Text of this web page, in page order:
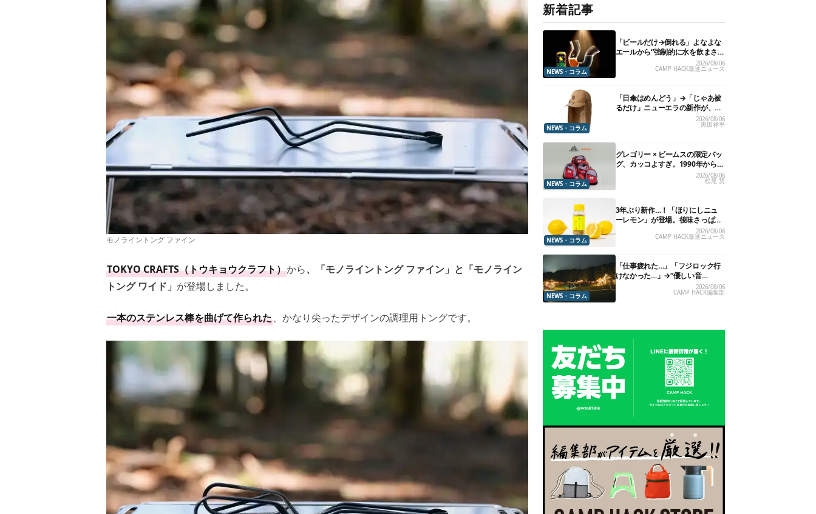
モノライントング ファイン
TOKYO CRAFTS（トウキョウクラフト）から、「モノライントング ファイン」と「モノライン
トング ワイド」 が登場しました。
一本のステンレス棒を曲げて作られた、かなり尖ったデザインの調理用トングです。
新着記事
NEWS・コラム
「ビールだけ→倒れる」よなよな
エールから“強制的に水を飲まさ
2026/08/06
CAMP HACK最速ニュース
NEWS・コラム
「日傘はめんどう」→「じゃあ被
るだけ」ニューエラの新作が、真
2026/08/06
黒田祥平
NEWS・コラム
グレゴリー × ビームスの限定バッ
グ、カッコよすぎ。1990年から“3
年のみ使用”されていた、紫タグ
2026/08/06
松尾 慧
NEWS・コラム
3年ぶり新作…！「ほりにしニュ
ーレモン」が登場。後味さっぱり
の万能スパイス！【8月21日発
2026/08/06
CAMP HACK最速ニュース
NEWS・コラム
「仕事疲れた…」「フジロック行
けなかった…」→“優しい音
楽”と“大きな自然”で治癒。まだ間
2026/08/06
CAMP HACK編集部